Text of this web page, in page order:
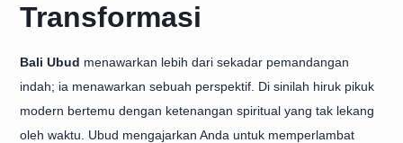
Transformasi
Bali Ubud menawarkan lebih dari sekadar pemandangan
indah; ia menawarkan sebuah perspektif. Di sinilah hiruk pikuk
modern bertemu dengan ketenangan spiritual yang tak lekang
oleh waktu. Ubud mengajarkan Anda untuk memperlambat